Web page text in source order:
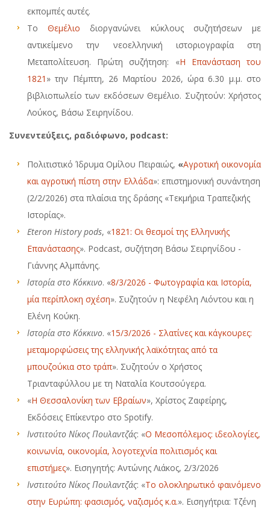
εκπομπές αυτές.
ΤοΘεμέλιο διοργανώνει κύκλους συζητήσεων με
αντικείμενο την νεοελληνική ιστοριογραφία στη
Μεταπολίτευση. Πρώτη συζήτηση: «Η Επανάσταση του
1821 » την Πέμπτη, 26 Μαρτίου 2026, ώρα 6.30 μ.μ. στο
βιβλιοπωλείο των εκδόσεων Θεμέλιο. Συζητούν: Χρήστος
Λούκος, Βάσω Σειρηνίδου.
Συνεντεύξεις, ραδιόφωνο, podcast:
Πολιτιστικό Ίδρυμα Ομίλου Πειραιώς, «Αγροτική οικονομία
και αγροτική πίστη στην Ελλάδα»: επιστημονική συνάντηση
(2/2/2026) στα πλαίσια της δράσης «Τεκμήρια Τραπεζικής
Ιστορίας».
Eteron History pods, «1821: Οι θεσμοί της Ελληνικής
Επανάστασης». Podcast, συζήτηση Βάσω Σειρηνίδου -
Γιάννης Αλμπάνης.
Ιστορία στο Κόκκινο. «8/3/2026 - Φωτογραφία και Ιστορία,
μία περίπλοκη σχέση». Συζητούν η Νεφέλη Λιόντου και η
Ελένη Κούκη.
Ιστορία στο Κόκκινο. «15/3/2026 - Σλατίνες και κάγκουρες:
μεταμορφώσεις της ελληνικής λαϊκότητας από τα
μπουζούκια στο τράπ». Συζητούν ο Χρήστος
Τριανταφύλλου με τη Ναταλία Κουτσούγερα.
«Η Θεσσαλονίκη των Εβραίων», Χρίστος Ζαφείρης,
Εκδόσεις Επίκεντρο στο Spotify.
Ινστιτούτο Νίκος Πουλαντζάς: «Ο Μεσοπόλεμος: ιδεολογίες,
κοινωνία, οικονομία, λογοτεχνία πολιτισμός και
επιστήμες». Εισηγητής: Αντώνης Λιάκος, 2/3/2026
Ινστιτούτο Νίκος Πουλαντζάς: «Το ολοκληρωτικό φαινόμενο
στην Ευρώπη: φασισμός, ναζισμός κ.α.». Εισηγήτρια: Τζένη